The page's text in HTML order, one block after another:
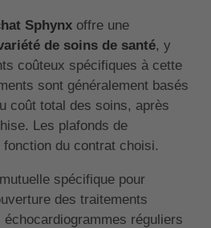
Sphynxoffre une
de soins de santé, y
coûteux spécifiques à cette
sont généralement basés
coût total des soins, après
Les plafonds de
du contrat choisi.
spécifique pour
des traitements
réguliers